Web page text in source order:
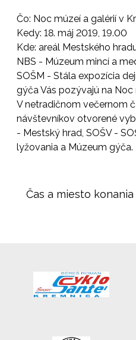
Čo: Noc múzeí a galérií v
Kedy: 18. máj 2019, 19.00
Kde: areál Mestského
NBS - Múzeum mincí a
SOŠM - Stála expozícia
gýča Vás pozývajú na Noc
V netradičnom večernom
návštevníkov otvorené
- Mestský hrad, SOŠV -
lyžovania a Múzeum gýča.
Čas a miesto konania